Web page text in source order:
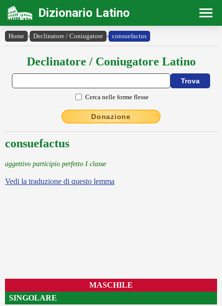
Dizionario Latino
Home › Declinatore / Coniugatore › consuefactus
Declinatore / Coniugatore Latino
Cerca nelle forme flesse
Donazione
consuefactus
aggettivo participio perfetto I classe
Vedi la traduzione di questo lemma
MASCHILE
SINGOLARE